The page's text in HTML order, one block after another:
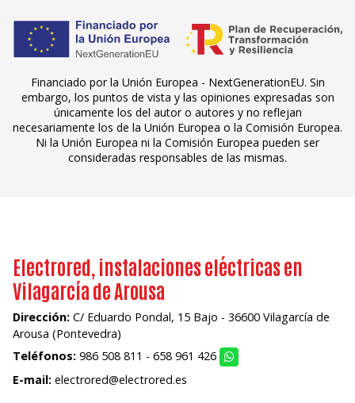
Financiado por la Unión Europea - NextGenerationEU. Sin
embargo, los puntos de vista y las opiniones expresadas son
únicamente los del autor o autores y no reflejan
necesariamente los de la Unión Europea o la Comisión Europea.
Ni la Unión Europea ni la Comisión Europea pueden ser
consideradas responsables de las mismas.
Electrored, instalaciones eléctricas en
Vilagarcía de Arousa
Dirección: C/ Eduardo Pondal, 15 Bajo - 36600 Vilagarcía de
Arousa (Pontevedra)
Teléfonos: 986 508 811 - 658 961 426
E-mail: electrored@electrored.es